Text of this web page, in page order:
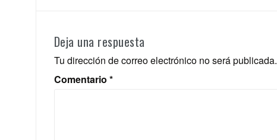
Deja una respuesta
Tu dirección de correo electrónico no será publicada.
Comentario *